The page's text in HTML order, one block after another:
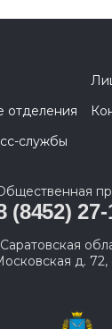
отделения
службы
(8452)
д. 72,